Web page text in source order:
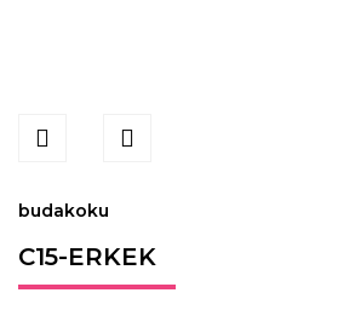
budakoku
C15-ERKEK